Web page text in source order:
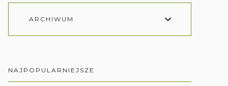
ARCHIWUM
NAJPOPULARNIEJSZE